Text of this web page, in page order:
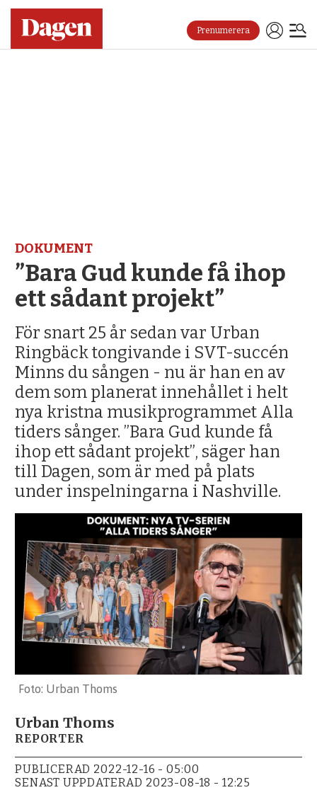
Prenumerera
DOKUMENT
”Bara Gud kunde få ihop
ett sådant projekt”
För snart 25 år sedan var Urban
Ringbäck tongivande i SVT-succén
Minns du sången - nu är han en av
dem som planerat innehållet i helt
nya kristna musikprogrammet Alla
tiders sånger. ”Bara Gud kunde få
ihop ett sådant projekt”, säger han
till Dagen, som är med på plats
under inspelningarna i Nashville.
Urban Thoms
Urban Thoms
REPORTER
PUBLICERAD
2022-12-16 - 05:00
SENAST UPPDATERAD
2023-08-18 - 12:25